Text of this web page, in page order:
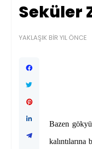
Seküler
YAKLAŞIK BIR YIL ÖNCE
Bazen